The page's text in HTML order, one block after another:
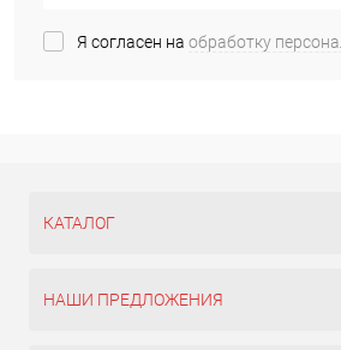
Я согласен на обработку
КАТАЛОГ
НАШИ ПРЕДЛОЖЕНИЯ